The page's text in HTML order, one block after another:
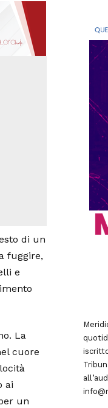
di un
fuggire,
e
La
cuore
ai
un